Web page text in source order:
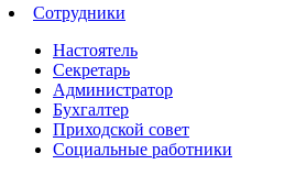
Сотрудники
Настоятель
Секретарь
Администратор
Бухгалтер
Приходской совет
Социальные работники